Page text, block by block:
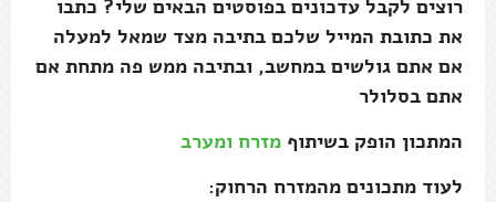
רוצים לקבל עדכונים בפוסטים הבאים שלי? כתבו
את כתובת המייל שלכם בתיבה מצד שמאל למעלה
אם אתם גולשים במחשב, ובתיבה ממש פה מתחת אם
אתם בסלולר
המתכון הופק בשיתוף מזרח ומערב
לעוד מתכונים מהמזרח הרחוק: